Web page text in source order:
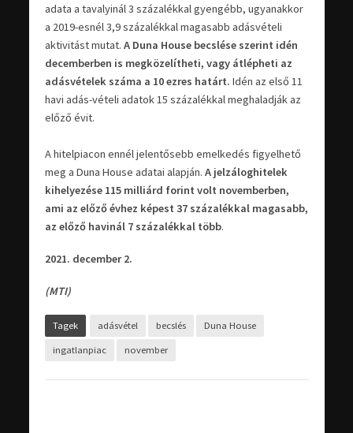
adata a tavalyinál 3 százalékkal gyengébb, ugyanakkor
a 2019-esnél 3,9 százalékkal magasabb adásvételi
aktivitást mutat. A Duna House becslése szerint idén
decemberben is megközelítheti, vagy átlépheti az
adásvételek száma a 10 ezres határt. Idén az első 11
havi adás-vételi adatok 15 százalékkal meghaladják az
előző évit.
A hitelpiacon ennél jelentősebb emelkedés figyelhető
meg a Duna House adatai alapján. A jelzáloghitelek
kihelyezése 115 milliárd forint volt novemberben,
ami az előző évhez képest 37 százalékkal magasabb,
az előző havinál 7 százalékkal több.
2021. december 2.
(MTI)
Tagek adásvétel becslés Duna House
ingatlanpiac november